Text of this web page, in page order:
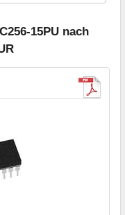
15PU nach